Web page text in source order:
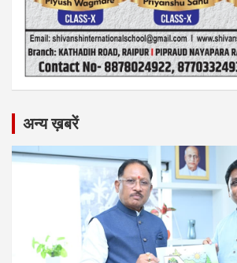
अन्य ख़बरें